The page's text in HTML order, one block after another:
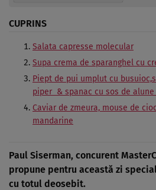
CUPRINS
Salata capresse molecular
Supa crema de sparanghel cu
Piept de pui umplut cu
piper & spanac cu sos de alune
Caviar de zmeura, mouse de
mandarine
Paul Siserman, concurent
propune pentru această zi
cu totul deosebit.